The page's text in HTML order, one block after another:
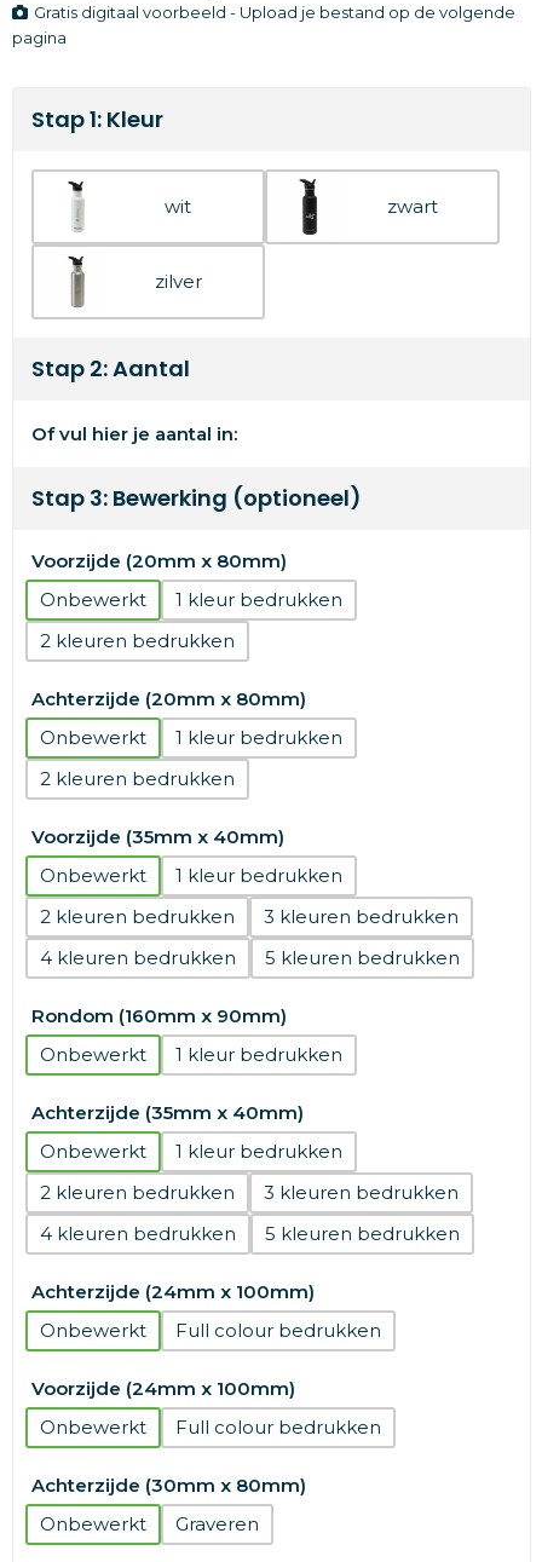
Gratis digitaal voorbeeld - Upload je bestand op de volgende
pagina
Stap 1: Kleur
wit zwart
zilver
Stap 2: Aantal
Of vul hier je aantal in:
Stap 3: Bewerking (optioneel)
Voorzijde (20mm x 80mm)
Onbewerkt
1
2
Achterzijde (20mm x 80mm)
Onbewerkt
1
2
Voorzijde (35mm x 40mm)
Onbewerkt
1
2
3
4
5
Rondom (160mm x 90mm)
Onbewerkt
1
Achterzijde (35mm x 40mm)
Onbewerkt
1
2
3
4
5
Achterzijde (24mm x 100mm)
Onbewerkt
Full colour
Voorzijde (24mm x 100mm)
Onbewerkt
Full colour
Achterzijde (30mm x 80mm)
Onbewerkt
Graveren